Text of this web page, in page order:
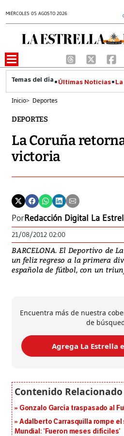
MIÉRCOLES 05 AGOSTO 2026
Últimas Noticias
Inicio> Deportes
DEPORTES
La Coruña
victoria
PorRedacción Digital La
21/08/2012 02:00
BARCELONA. El Deportivo de
un feliz regreso a la primera
española de fútbol, con un
Encuentra más de nuestra
de
Agrega La Estrella
Gonzalo García traspasado al
Adalberto Carrasquilla rompe
Mundial: ‘Fueron meses difíciles’